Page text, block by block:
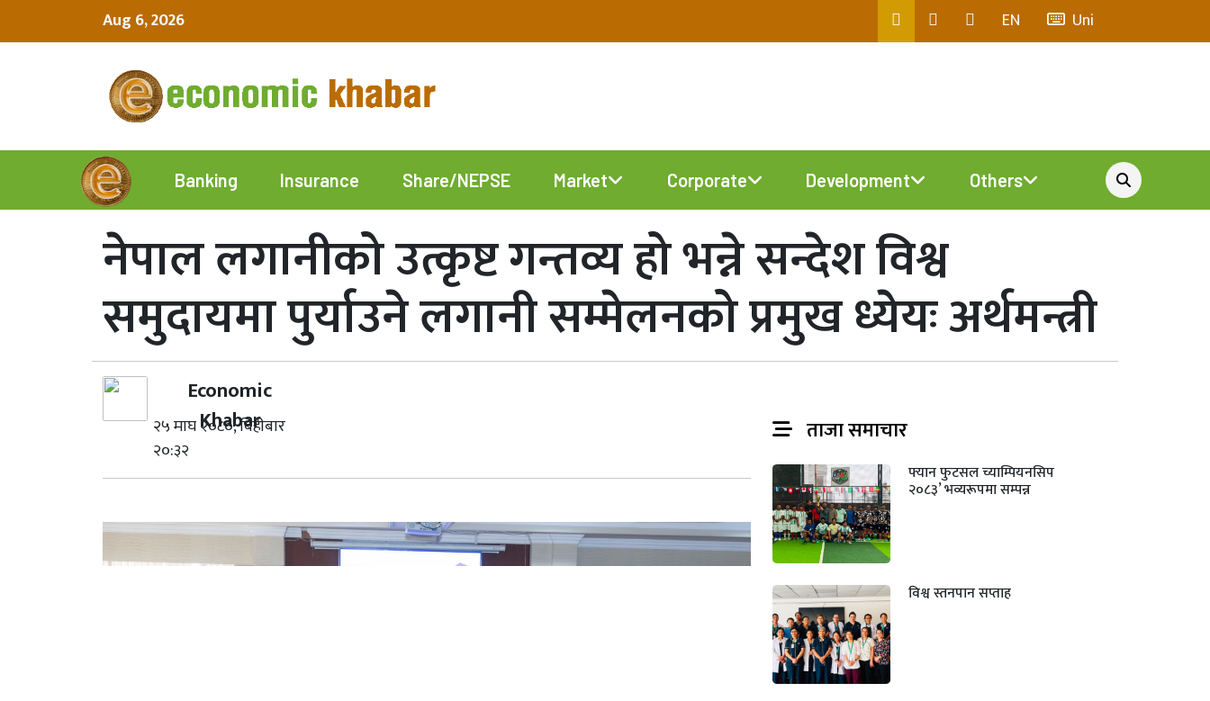
Aug 6, 2026 EN Uni
Banking Insurance Share/NEPSE Market Corporate Development Others
नेपाल लगानीको उत्कृष्ट गन्तव्य हो भन्ने सन्देश विश्व
समुदायमा पुर्याउने लगानी सम्मेलनको प्रमुख ध्येयः अर्थमन्त्री
Economic
Khabar
२५ माघ २०८०, बिहीबार
२०:३२
ताजा समाचार
फ्यान फुटसल च्याम्पियनसिप
२०८३’ भव्यरूपमा सम्पन्न
विश्व स्तनपान सप्ताह